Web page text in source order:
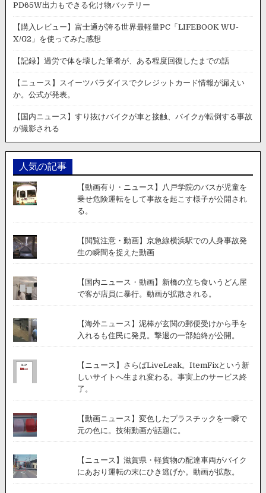
加
市
逆
走、
対
向
に
ク
シ
ン
を
鳴
ら
険
運
転
PD65W出力もできる化け物バッテリー
【購入レビュー】富士通が誇る世界最軽量PC「LIFEBOOK WU-
X/G2」を使ってみた感想
【記録】過労で体を壊した筆者が、ある程度回復したまでの話
【ニュース】スイーツパラダイスでクレジットカード情報が漏えい
か。公式が発表。
【国内ニュース】すり抜けバイクが車と接触、バイクが転倒する事故
が撮影される
人気の記事
【動画有り・ニュース】八戸学院のバスが児童を
乗せ危険運転をして事故を起こす様子が公開され
る。
【閲覧注意・動画】京急線横浜駅での人身事故発
生の瞬間を捉えた動画
【国内ニュース・動画】新橋の立ち食いうどん屋
で客が店員に暴行。動画が拡散される。
【海外ニュース】泥棒が玄関の郵便受けから手を
入れるも住民に発見。撃退の一部始終が公開。
【ニュース】さらばLiveLeak。ItemFixという新
しいサイトへ生まれ変わる。事実上のサービス終
了。
【動画ニュース】変色したプラスチックを一瞬で
元の色に。技術動画が話題に。
【ニュース】滋賀県・軽貨物の配達車両がバイク
にあおり運転の末にひき逃げか。動画が拡散。